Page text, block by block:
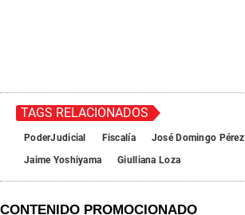
TAGS RELACIONADOS
PoderJudicial Fiscalía
José Domingo Pérez
Jaime Yoshiyama
Giulliana Loza